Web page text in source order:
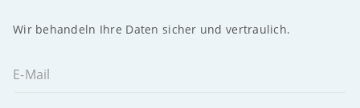
Wir behandeln Ihre Daten sicher und vertraulich.
E-Mail